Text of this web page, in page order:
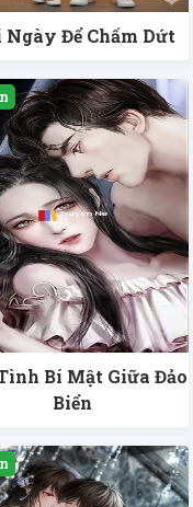
Ngày Để Chấm Dứt
Bí Mật Giữa Đảo
Biển